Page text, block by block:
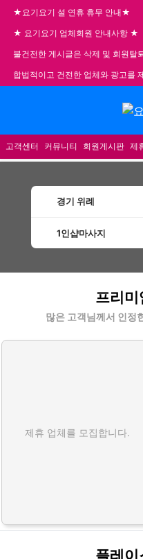
★요기요기 설 연휴 휴무 안내★
★ 요기요기 업체회원 안내사항 ★
불건전한 게시글은 삭제 및 회원탈
합법적이고 건전한 업체와 광고를
고객센터 커뮤니티 회원게시판 제
경기 위례
1인샵마사지
프리미
많은 고객님께서 인정
제휴 업체를 모집합니다.
플레이